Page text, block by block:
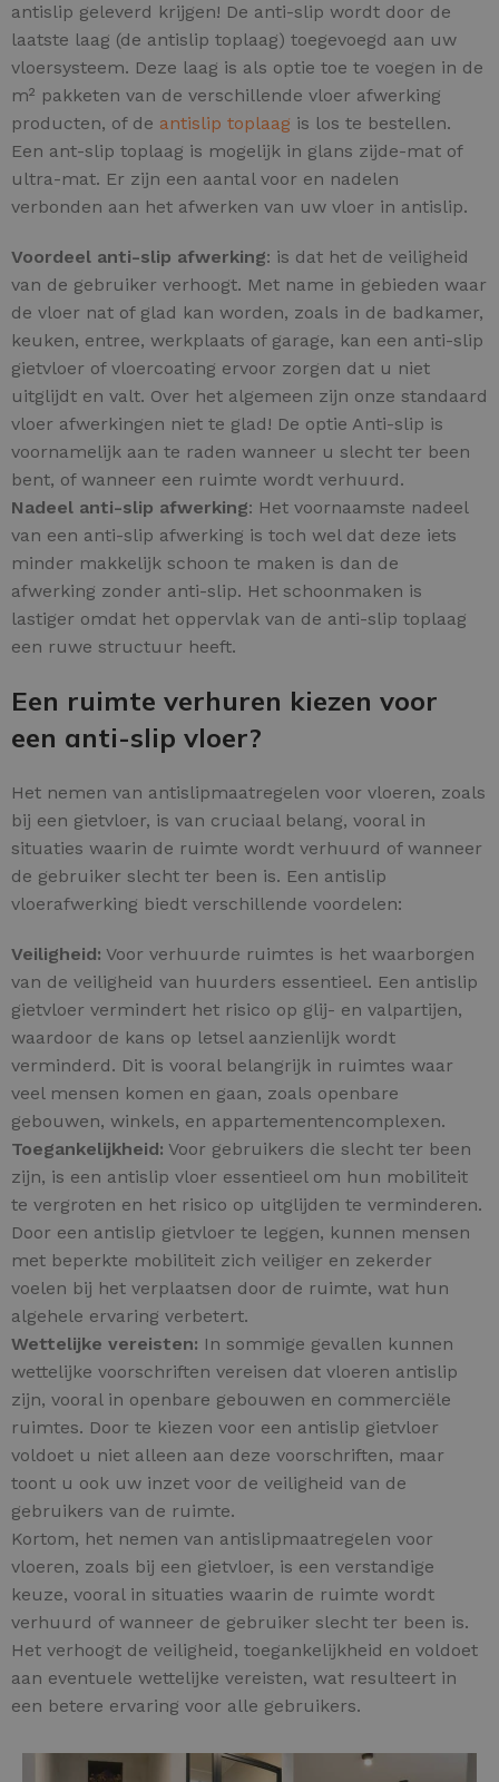
antislip geleverd krijgen! De anti-slip wordt door de
laatste laag (de antislip toplaag) toegevoegd aan uw
vloersysteem. Deze laag is als optie toe te voegen in de
m² pakketen van de verschillende vloer afwerking
producten, of de antislip toplaag is los te bestellen.
Een ant-slip toplaag is mogelijk in glans zijde-mat of
ultra-mat. Er zijn een aantal voor en nadelen
verbonden aan het afwerken van uw vloer in antislip.
Voordeel anti-slip afwerking: is dat het de veiligheid
van de gebruiker verhoogt. Met name in gebieden waar
de vloer nat of glad kan worden, zoals in de badkamer,
keuken, entree, werkplaats of garage, kan een anti-slip
gietvloer of vloercoating ervoor zorgen dat u niet
uitglijdt en valt. Over het algemeen zijn onze standaard
vloer afwerkingen niet te glad! De optie Anti-slip is
voornamelijk aan te raden wanneer u slecht ter been
bent, of wanneer een ruimte wordt verhuurd.
Nadeel anti-slip afwerking: Het voornaamste nadeel
van een anti-slip afwerking is toch wel dat deze iets
minder makkelijk schoon te maken is dan de
afwerking zonder anti-slip. Het schoonmaken is
lastiger omdat het oppervlak van de anti-slip toplaag
een ruwe structuur heeft.
Een ruimte verhuren kiezen voor
een anti-slip vloer?
Het nemen van antislipmaatregelen voor vloeren, zoals
bij een gietvloer, is van cruciaal belang, vooral in
situaties waarin de ruimte wordt verhuurd of wanneer
de gebruiker slecht ter been is. Een antislip
vloerafwerking biedt verschillende voordelen:
Veiligheid: Voor verhuurde ruimtes is het waarborgen
van de veiligheid van huurders essentieel. Een antislip
gietvloer vermindert het risico op glij- en valpartijen,
waardoor de kans op letsel aanzienlijk wordt
verminderd. Dit is vooral belangrijk in ruimtes waar
veel mensen komen en gaan, zoals openbare
gebouwen, winkels, en appartementencomplexen.
Toegankelijkheid: Voor gebruikers die slecht ter been
zijn, is een antislip vloer essentieel om hun mobiliteit
te vergroten en het risico op uitglijden te verminderen.
Door een antislip gietvloer te leggen, kunnen mensen
met beperkte mobiliteit zich veiliger en zekerder
voelen bij het verplaatsen door de ruimte, wat hun
algehele ervaring verbetert.
Wettelijke vereisten: In sommige gevallen kunnen
wettelijke voorschriften vereisen dat vloeren antislip
zijn, vooral in openbare gebouwen en commerciële
ruimtes. Door te kiezen voor een antislip gietvloer
voldoet u niet alleen aan deze voorschriften, maar
toont u ook uw inzet voor de veiligheid van de
gebruikers van de ruimte.
Kortom, het nemen van antislipmaatregelen voor
vloeren, zoals bij een gietvloer, is een verstandige
keuze, vooral in situaties waarin de ruimte wordt
verhuurd of wanneer de gebruiker slecht ter been is.
Het verhoogt de veiligheid, toegankelijkheid en voldoet
aan eventuele wettelijke vereisten, wat resulteert in
een betere ervaring voor alle gebruikers.